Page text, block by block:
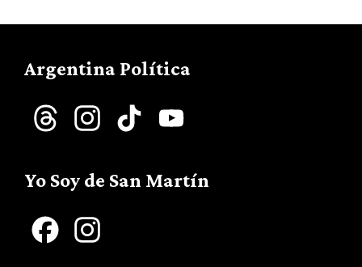
Argentina Política
Threads InstagramTikTok
Yo Soy de San Martín
Facebook